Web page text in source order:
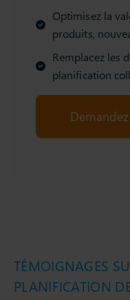
Optimisez la
produits,
Remplacez les
planification
TÉMOIGNAGES
PLANIFICATION